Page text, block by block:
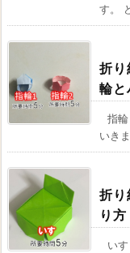
す。
折り
輪
指
いき
折り
り方
い